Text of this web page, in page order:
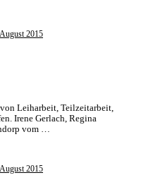
2015
Leiharbeit, Teilzeitarbeit,
Irene Gerlach, Regina
vom …
2015